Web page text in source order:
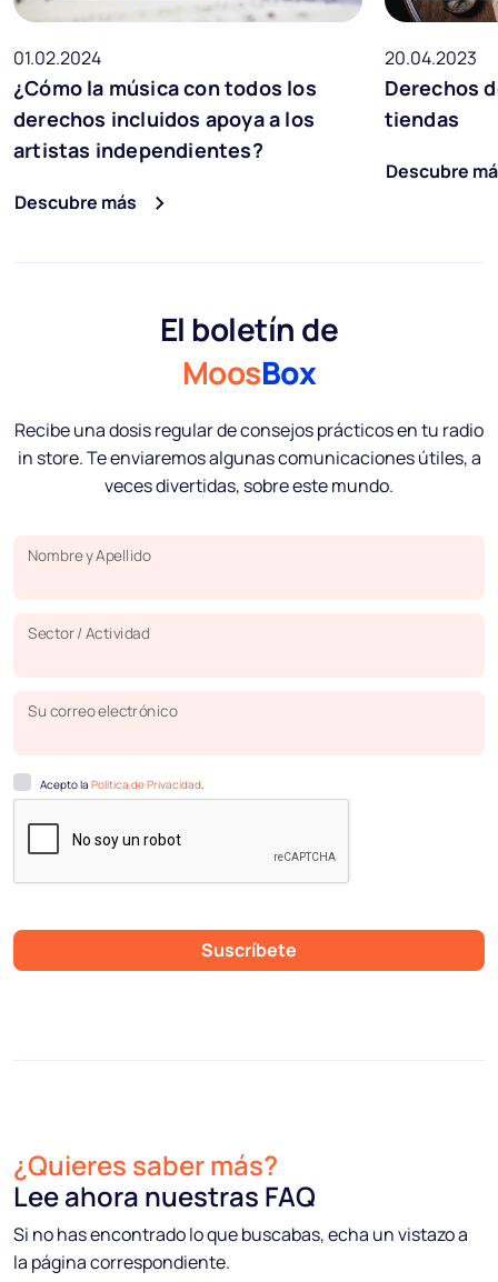
01.02.2024
¿Cómo la música con todos los
derechos incluidos apoya a los
artistas independientes?
Descubre más
20.04.2023
Derechos
tiendas
Descubre
El boletín de
MoosBox
Recibe una dosis regular de consejos prácticos en tu radio
in store. Te enviaremos algunas comunicaciones útiles, a
veces divertidas, sobre este mundo.
Nombre y Apellido
Sector / Actividad
Su correo electrónico
Acepto la Política de Privacidad.
Suscríbete
¿Quieres saber más?
Lee ahora nuestras FAQ
Si no has encontrado lo que buscabas, echa un vistazo a
la página correspondiente.